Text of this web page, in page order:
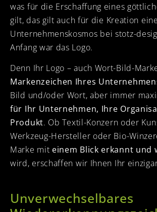
was für die Erschaffung eines
gilt, das gilt auch für die Kreation
Unternehmenskosmos bei stotz-
Anfang war das Logo.
Denn Ihr Logo – auch Wort-Bild-
Markenzeichen Ihres
Bild und/oder Wort, aber immer
für Ihr Unternehmen, Ihre
Produkt. Ob Textil-Konzern oder
Werkzeug-Hersteller oder Bio-
Marke mit einem Blick erkannt und
wird, erschaffen wir Ihnen Ihr
Unverwechselbares